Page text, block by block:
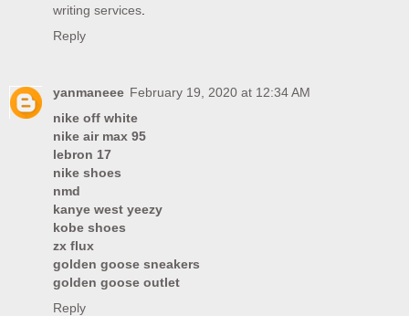
writing services
Reply
yanmaneee February 19, 2020 at 12:34 AM
nike off white
nike air max 95
lebron 17
nike shoes
nmd
kanye west yeezy
kobe shoes
zx flux
golden goose sneakers
golden goose outlet
Reply